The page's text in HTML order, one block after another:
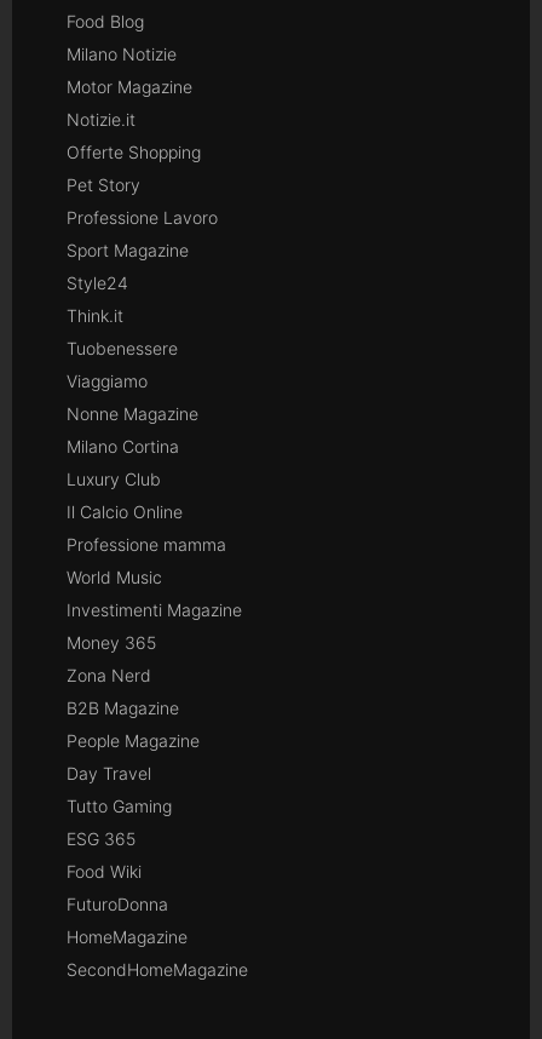
Food Blog
Milano Notizie
Motor Magazine
Notizie.it
Offerte Shopping
Pet Story
Professione Lavoro
Sport Magazine
Style24
Think.it
Tuobenessere
Viaggiamo
Nonne Magazine
Milano Cortina
Luxury Club
Il Calcio Online
Professione mamma
World Music
Investimenti Magazine
Money 365
Zona Nerd
B2B Magazine
People Magazine
Day Travel
Tutto Gaming
ESG 365
Food Wiki
FuturoDonna
HomeMagazine
SecondHomeMagazine